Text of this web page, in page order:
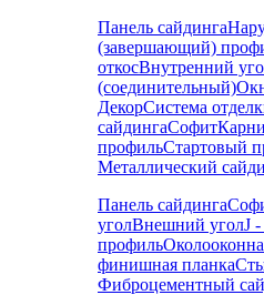
Панель сайдинга
(завершающий)
откосВнутренний
(соединительный)
ДекорСистема
сайдингаСофит
профильСтартовый
Металлический
Панель сайдинга
уголВнешний уголJ
профиль
финишная планка
Фиброцементный